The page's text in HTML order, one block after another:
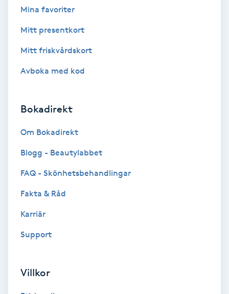
Olaplex
Olaplexbehandling
Ombre brows
Optiker
Ortobionomi
Mina favoriter
Mitt presentkort
Mitt friskvårdskort
Avboka med kod
Bokadirekt
Om Bokadirekt
Blogg - Beautylabbet
FAQ - Skönhetsbehandlingar
Fakta & Råd
Karriär
Support
Villkor